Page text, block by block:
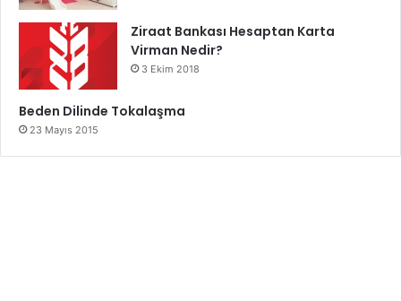
Ziraat Bankası Hesaptan Karta
Virman Nedir?
3 Ekim 2018
Beden Dilinde Tokalaşma
23 Mayıs 2015